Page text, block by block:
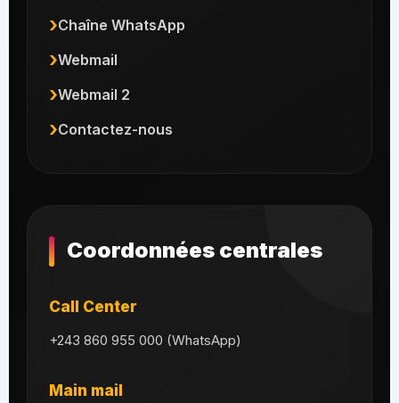
Chaîne WhatsApp
Webmail
Webmail 2
Contactez-nous
Coordonnées centrales
Call Center
+243 860 955 000 (WhatsApp)
Main mail